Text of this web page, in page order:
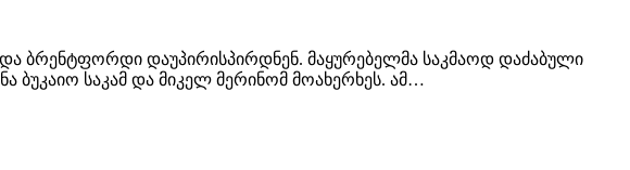
ბრენტფორდი დაუპირისპირდნენ. მაყურებელმა საკმაოდ დაძაბული
ბუკაიო საკამ და მიკელ მერინომ მოახერხეს. ამ…